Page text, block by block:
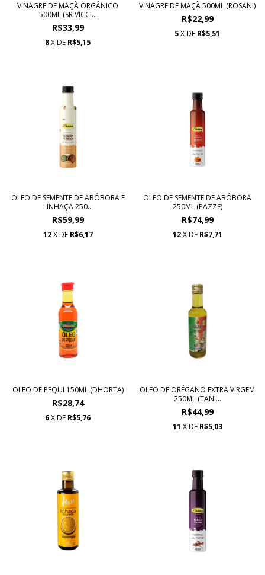
VINAGRE DE MAÇÃ ORGÂNICO
500ML (SR VICCI...
R$33,99
8X DE R$5,15
VINAGRE DE MAÇÃ 500ML (ROSANI)
R$22,99
5X DE R$5,51
OLEO DE SEMENTE DE ABÓBORA E
LINHAÇA 250...
R$59,99
12 X DE R$6,17
OLEO DE SEMENTE DE ABÓBORA
250ML (PAZZE)
R$74,99
12 X DE R$7,71
OLEO DE PEQUI 150ML (DHORTA)
R$28,74
6X DE R$5,76
OLEO DE ORÉGANO EXTRA VIRGEM
250ML (TANI...
R$44,99
11 X DE R$5,03